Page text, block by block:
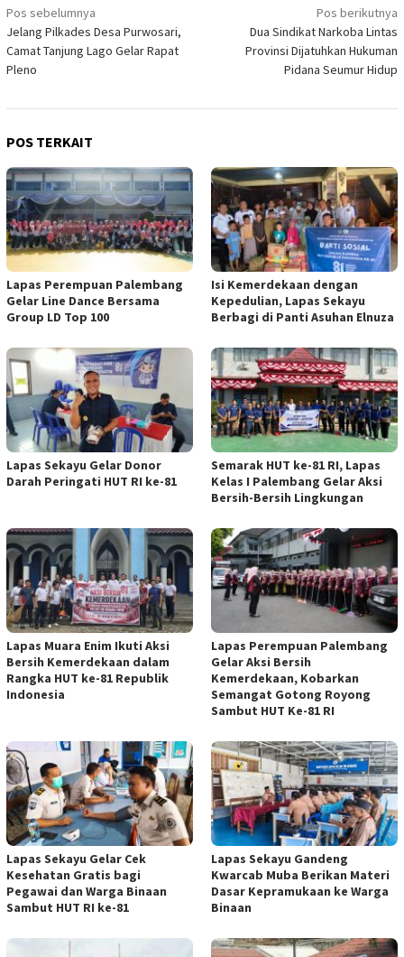
Navigasi
pos
Pos sebelumnya
Jelang Pilkades Desa Purwosari,
Camat Tanjung Lago Gelar Rapat
Pleno
Pos berikutnya
Dua Sindikat Narkoba Lintas
Provinsi Dijatuhkan Hukuman
Pidana Seumur Hidup
POS TERKAIT
Lapas Perempuan Palembang
Gelar Line Dance Bersama
Group LD Top 100
Isi Kemerdekaan dengan
Kepedulian, Lapas Sekayu
Berbagi di Panti Asuhan Elnuza
Lapas Sekayu Gelar Donor
Darah Peringati HUT RI ke-81
Semarak HUT ke-81 RI, Lapas
Kelas I Palembang Gelar Aksi
Bersih-Bersih Lingkungan
Lapas Muara Enim Ikuti Aksi
Bersih Kemerdekaan dalam
Rangka HUT ke-81 Republik
Indonesia
Lapas Perempuan Palembang
Gelar Aksi Bersih
Kemerdekaan, Kobarkan
Semangat Gotong Royong
Sambut HUT Ke-81 RI
Lapas Sekayu Gelar Cek
Kesehatan Gratis bagi
Pegawai dan Warga Binaan
Sambut HUT RI ke-81
Lapas Sekayu Gandeng
Kwarcab Muba Berikan Materi
Dasar Kepramukaan ke Warga
Binaan